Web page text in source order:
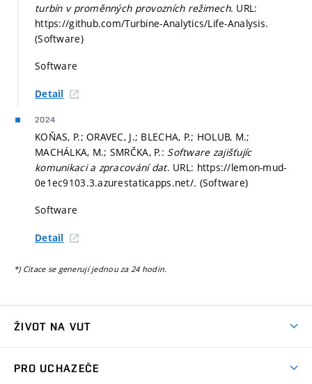
turbín v proměnných provozních režimech. URL:
https://github.com/Turbine-Analytics/Life-Analysis.
(Software)
Software
Detail
2024
KOŇAS, P.; ORAVEC, J.; BLECHA, P.; HOLUB, M.;
MACHÁLKA, M.; SMRČKA, P.: Software zajišťujíc
komunikaci a zpracování dat. URL: https://lemon-mud-
0e1ec9103.3.azurestaticapps.net/. (Software)
Software
Detail
*) Citace se generují jednou za 24 hodin.
ŽIVOT NA VUT
PRO UCHAZEČE